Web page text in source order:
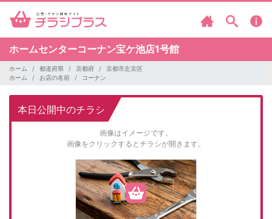
ホームセンターコーナン宝ケ池店1号館
ホーム 都道府県 京都府
京都市左京区
ホーム
お店の名前 コーナン
本日公開中のチラシ
画像はイメージです。
画像をクリックするとチラシが開きます。